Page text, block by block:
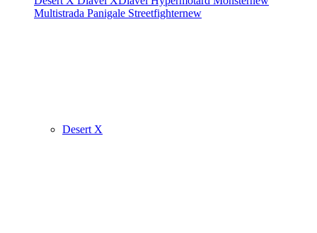
Multistrada Panigale Streetfighternew
Desert X